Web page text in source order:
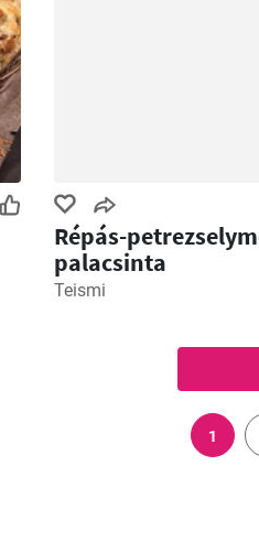
Répás-
palacsinta
Teismi
1